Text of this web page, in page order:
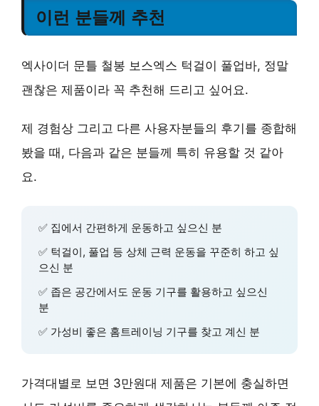
이런 분들께 추천
엑사이더 문틀 철봉 보스엑스 턱걸이 풀업바, 정말
괜찮은 제품이라 꼭 추천해 드리고 싶어요.
제 경험상 그리고 다른 사용자분들의 후기를 종합해
봤을 때, 다음과 같은 분들께 특히 유용할 것 같아
요.
✅ 집에서 간편하게 운동하고 싶으신 분
✅ 턱걸이, 풀업 등 상체 근력 운동을 꾸준히 하고 싶
으신 분
✅ 좁은 공간에서도 운동 기구를 활용하고 싶으신
분
✅ 가성비 좋은 홈트레이닝 기구를 찾고 계신 분
가격대별로 보면 3만원대 제품은 기본에 충실하면